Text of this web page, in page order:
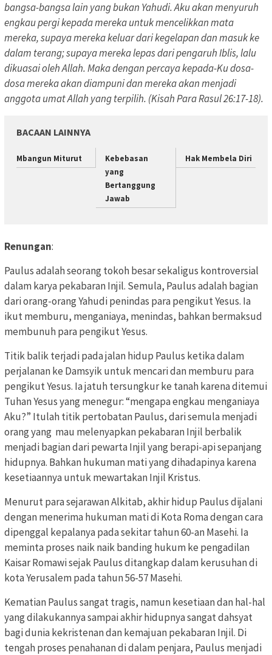
bangsa-bangsa lain yang bukan Yahudi. Aku akan menyuruh
engkau pergi kepada mereka untuk mencelikkan mata
mereka, supaya mereka keluar dari kegelapan dan masuk ke
dalam terang; supaya mereka lepas dari pengaruh Iblis, lalu
dikuasai oleh Allah. Maka dengan percaya kepada-Ku dosa-
dosa mereka akan diampuni dan mereka akan menjadi
anggota umat Allah yang terpilih. (Kisah Para Rasul 26:17-18).
BACAAN LAINNYA
Mbangun Miturut
Kebebasan
yang
Bertanggung
Jawab
Hak Membela Diri
Renungan:
Paulus adalah seorang tokoh besar sekaligus kontroversial
dalam karya pekabaran Injil. Semula, Paulus adalah bagian
dari orang-orang Yahudi penindas para pengikut Yesus. Ia
ikut memburu, menganiaya, menindas, bahkan bermaksud
membunuh para pengikut Yesus.
Titik balik terjadi pada jalan hidup Paulus ketika dalam
perjalanan ke Damsyik untuk mencari dan memburu para
pengikut Yesus. Ia jatuh tersungkur ke tanah karena ditemui
Tuhan Yesus yang menegur: “mengapa engkau menganiaya
Aku?” Itulah titik pertobatan Paulus, dari semula menjadi
orang yang mau melenyapkan pekabaran Injil berbalik
menjadi bagian dari pewarta Injil yang berapi-api sepanjang
hidupnya. Bahkan hukuman mati yang dihadapinya karena
kesetiaannya untuk mewartakan Injil Kristus.
Menurut para sejarawan Alkitab, akhir hidup Paulus dijalani
dengan menerima hukuman mati di Kota Roma dengan cara
dipenggal kepalanya pada sekitar tahun 60-an Masehi. Ia
meminta proses naik naik banding hukum ke pengadilan
Kaisar Romawi sejak Paulus ditangkap dalam kerusuhan di
kota Yerusalem pada tahun 56-57 Masehi.
Kematian Paulus sangat tragis, namun kesetiaan dan hal-hal
yang dilakukannya sampai akhir hidupnya sangat dahsyat
bagi dunia kekristenan dan kemajuan pekabaran Injil. Di
tengah proses penahanan di dalam penjara, Paulus menjadi